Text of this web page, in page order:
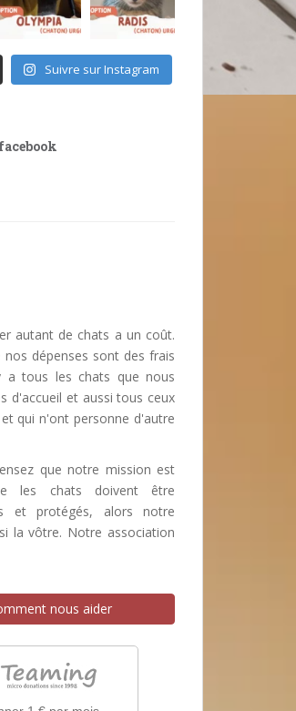
Suivre sur Instagram
autant de chats a un coût.
nos dépenses sont des frais
a tous les chats que nous
d'accueil et aussi tous ceux
qui n'ont personne d'autre
que notre mission est
les chats doivent être
et protégés, alors notre
la vôtre. Notre association
nous aider